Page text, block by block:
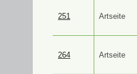
251 Artseite
264 Artseite